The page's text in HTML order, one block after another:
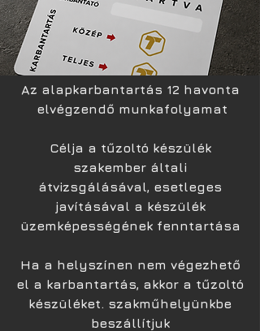
Az alapkarbantartás 12 havonta
elvégzendő munkafolyamat
Célja a tűzoltó készülék
szakember általi
átvizsgálásával, esetleges
javításával a készülék
üzemképességének fenntartása
Ha a helyszínen nem végezhető
el a karbantartás, akkor a tűzoltó
készüléket. szakműhelyünkbe
beszállítjuk